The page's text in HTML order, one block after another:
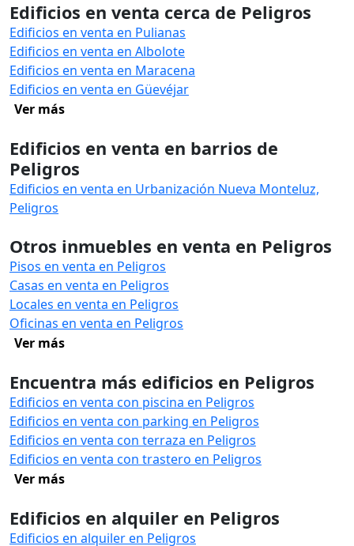
Edificios en venta cerca de Peligros
Edificios en venta en Pulianas
Edificios en venta en Albolote
Edificios en venta en Maracena
Edificios en venta en Güevéjar
Ver más
Edificios en venta en barrios de
Peligros
Edificios en venta en Urbanización Nueva Monteluz,
Peligros
Otros inmuebles en venta en Peligros
Pisos en venta en Peligros
Casas en venta en Peligros
Locales en venta en Peligros
Oficinas en venta en Peligros
Ver más
Encuentra más edificios en Peligros
Edificios en venta con piscina en Peligros
Edificios en venta con parking en Peligros
Edificios en venta con terraza en Peligros
Edificios en venta con trastero en Peligros
Ver más
Edificios en alquiler en Peligros
Edificios en alquiler en Peligros